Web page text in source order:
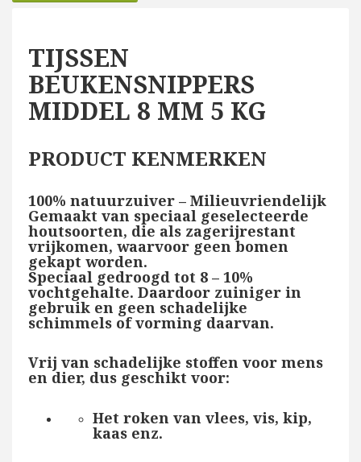
TIJSSEN
BEUKENSNIPPERS
MIDDEL 8 MM 5 KG
PRODUCT KENMERKEN
100% natuurzuiver – Milieuvriendelijk
Gemaakt van speciaal geselecteerde
houtsoorten, die als zagerijrestant
vrijkomen, waarvoor geen bomen
gekapt worden.
Speciaal gedroogd tot 8 – 10%
vochtgehalte. Daardoor zuiniger in
gebruik en geen schadelijke
schimmels of vorming daarvan.
Vrij van schadelijke stoffen voor mens
en dier, dus geschikt voor:
Het roken van vlees, vis, kip,
kaas enz.